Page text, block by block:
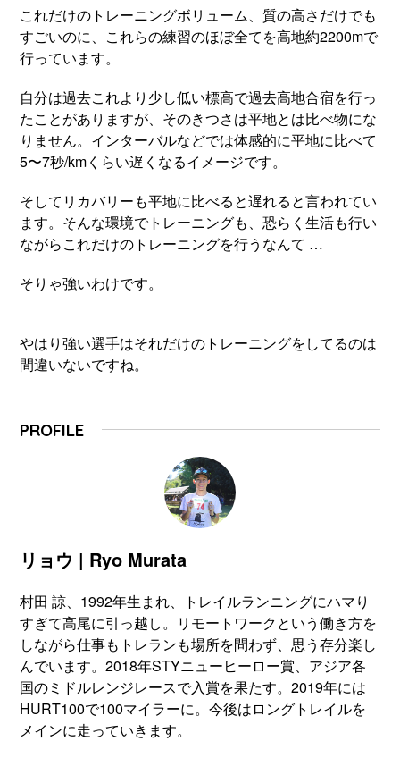
これだけのトレーニングボリューム、質の高さだけでも
すごいのに、これらの練習のほぼ全てを高地約2200mで
行っています。
自分は過去これより少し低い標高で過去高地合宿を行っ
たことがありますが、そのきつさは平地とは比べ物にな
りません。インターバルなどでは体感的に平地に比べて
5〜7秒/kmくらい遅くなるイメージです。
そしてリカバリーも平地に比べると遅れると言われてい
ます。そんな環境でトレーニングも、恐らく生活も行い
ながらこれだけのトレーニングを行うなんて …
そりゃ強いわけです。
やはり強い選手はそれだけのトレーニングをしてるのは
間違いないですね。
PROFILE
リョウ | Ryo Murata
村田 諒、1992年生まれ、トレイルランニングにハマり
すぎて高尾に引っ越し。リモートワークという働き方を
しながら仕事もトレランも場所を問わず、思う存分楽し
んでいます。2018年STYニューヒーロー賞、アジア各
国のミドルレンジレースで入賞を果たす。2019年には
HURT100で100マイラーに。今後はロングトレイルを
メインに走っていきます。